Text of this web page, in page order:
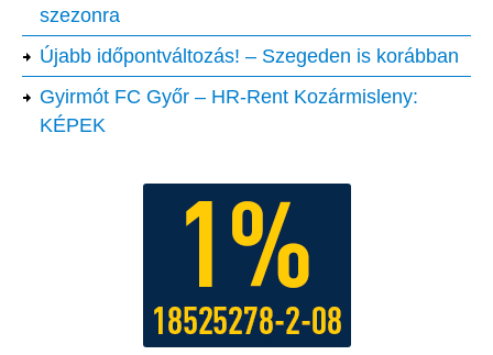
szezonra
Újabb időpontváltozás! – Szegeden is korábban
Gyirmót FC Győr – HR-Rent Kozármisleny:
KÉPEK